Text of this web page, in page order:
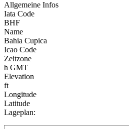
Allgemeine Infos
Iata Code
BHF
Name
Bahia Cupica
Icao Code
Zeitzone
h GMT
Elevation
ft
Longitude
Latitude
Lageplan: